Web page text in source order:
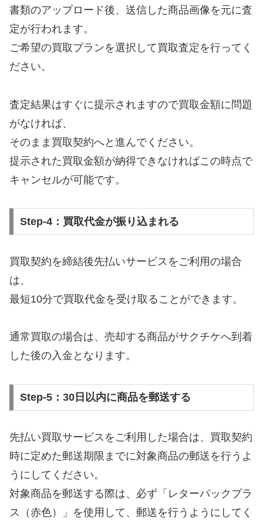
書類のアップロード後、送信した商品画像を元に査
定が行われます。
ご希望の買取プランを選択して買取査定を行ってく
ださい。
査定結果はすぐに提示されますので買取金額に問題
がなければ、
そのまま買取契約へと進んでください。
提示された買取金額が納得できなければこの時点で
キャンセルが可能です。
Step-4：買取代金が振り込まれる
買取契約を締結後先払いサービスをご利用の場合
は、
最短10分で買取代金を受け取ることができます。
通常買取の場合は、売却する商品がサクチケへ到着
した後の入金となります。
Step-5：30日以内に商品を郵送する
先払い買取サービスをご利用した場合は、買取契約
時に定めた郵送期限までに対象商品の郵送を行うよ
うにしてください。
対象商品を郵送する際は、必ず「レターパックプラ
ス（赤色）」を使用して、郵送を行うようにしてく